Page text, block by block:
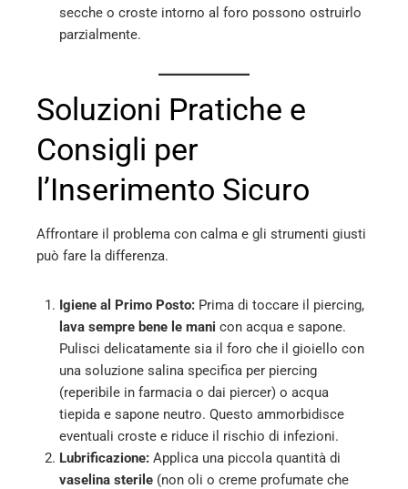
secche o croste intorno al foro possono ostruirlo
parzialmente.
Soluzioni Pratiche e
Consigli per
l’Inserimento Sicuro
Affrontare il problema con calma e gli strumenti giusti
può fare la differenza.
Igiene al Primo Posto: Prima di toccare il piercing,
lava sempre bene le mani con acqua e sapone.
Pulisci delicatamente sia il foro che il gioiello con
una soluzione salina specifica per piercing
(reperibile in farmacia o dai piercer) o acqua
tiepida e sapone neutro. Questo ammorbidisce
eventuali croste e riduce il rischio di infezioni.
Lubrificazione: Applica una piccola quantità di
vaselina sterile (non oli o creme profumate che